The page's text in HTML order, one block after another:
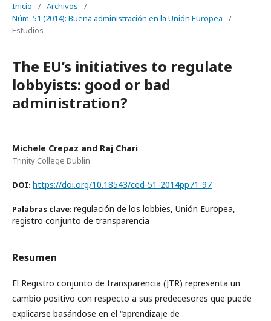
Inicio / Archivos
/
Núm. 51 (2014): Buena administración en la Unión Europea
/
Estudios
The EU’s initiatives to regulate
lobbyists: good or bad
administration?
Michele Crepaz and Raj Chari
Trinity College Dublin
DOI: https://doi.org/10.18543/ced-51-2014pp71-97
Palabras clave: regulación de los lobbies, Unión Europea,
registro conjunto de transparencia
Resumen
El Registro conjunto de transparencia (JTR) representa un
cambio positivo con respecto a sus predecesores que puede
explicarse basándose en el “aprendizaje de